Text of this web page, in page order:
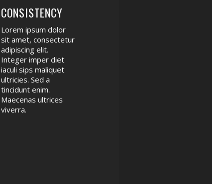
CONSISTENCY
Lorem ipsum dolor
sit amet, consectetur
adipiscing elit.
Integer imper diet
iaculi sips maliquet
ultricies. Sed a
tincidunt enim.
Maecenas ultrices
viverra.